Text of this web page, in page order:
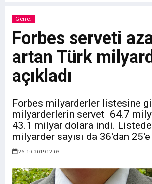
Genel
Forbes serveti
artan Türk
açıkladı
Forbes milyarderler listesine
milyarderlerin serveti 64.7
43.1 milyar dolara indi.
milyarder sayısı da 36'dan
26-10-2019 12:03